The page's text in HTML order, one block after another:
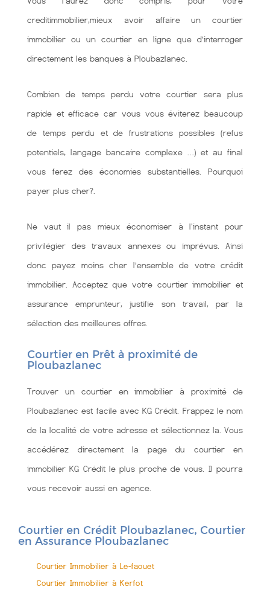
creditimmobilier,mieux avoir affaire un courtier
immobilier ou un courtier en ligne que d’interroger
directement les banques à Ploubazlanec.
Combien de temps perdu votre courtier sera plus
rapide et efficace car vous vous éviterez beaucoup
de temps perdu et de frustrations possibles (refus
potentiels, langage bancaire complexe …) et au final
vous ferez des économies substantielles. Pourquoi
payer plus cher?.
Ne vaut il pas mieux économiser à l'instant pour
privilégier des travaux annexes ou imprévus. Ainsi
donc payez moins cher l’ensemble de votre crédit
immobilier. Acceptez que votre courtier immobilier et
assurance emprunteur, justifie son travail, par la
sélection des meilleures offres.
Courtier en Prêt à proximité de
Ploubazlanec
Trouver un courtier en immobilier à proximité de
Ploubazlanec est facile avec KG Crédit. Frappez le nom
de la localité de votre adresse et sélectionnez la. Vous
accédérez directement la page du courtier en
immobilier KG Crédit le plus proche de vous. Il pourra
vous recevoir aussi en agence.
Courtier en Crédit Ploubazlanec, Courtier
en Assurance Ploubazlanec
Courtier Immobilier à Le-faouet
Courtier Immobilier à Kerfot